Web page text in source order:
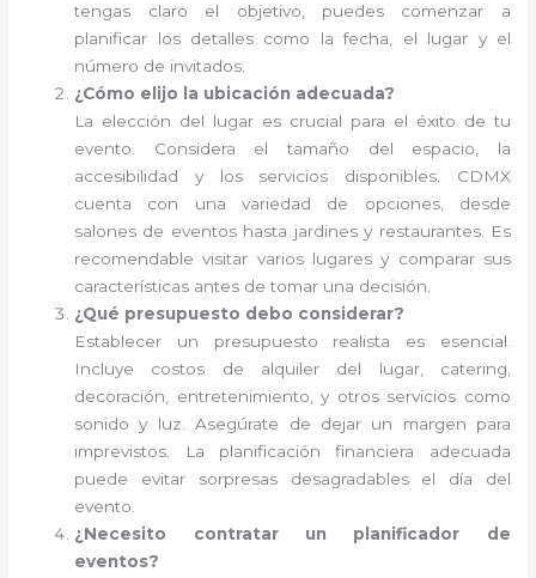
tengas claro el objetivo, puedes comenzar a
planificar los detalles como la fecha, el lugar y el
número de invitados.
¿Cómo elijo la ubicación adecuada?
La elección del lugar es crucial para el éxito de tu
evento. Considera el tamaño del espacio, la
accesibilidad y los servicios disponibles. CDMX
cuenta con una variedad de opciones, desde
salones de eventos hasta jardines y restaurantes. Es
recomendable visitar varios lugares y comparar sus
características antes de tomar una decisión.
¿Qué presupuesto debo considerar?
Establecer un presupuesto realista es esencial.
Incluye costos de alquiler del lugar, catering,
decoración, entretenimiento, y otros servicios como
sonido y luz. Asegúrate de dejar un margen para
imprevistos. La planificación financiera adecuada
puede evitar sorpresas desagradables el día del
evento.
¿Necesito contratar un planificador de
eventos?